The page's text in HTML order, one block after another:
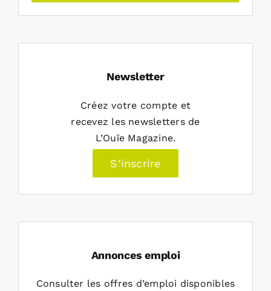
Newsletter
Créez votre compte et
recevez les newsletters de
L’Ouïe Magazine.
S’inscrire
Annonces emploi
Consulter les offres d’emploi disponibles